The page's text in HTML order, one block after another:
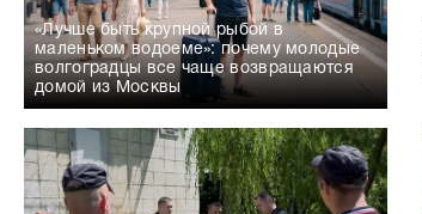
«Лучше быть крупной рыбой в
маленьком водоеме»: почему молодые
волгоградцы все чаще возвращаются
домой из Москвы